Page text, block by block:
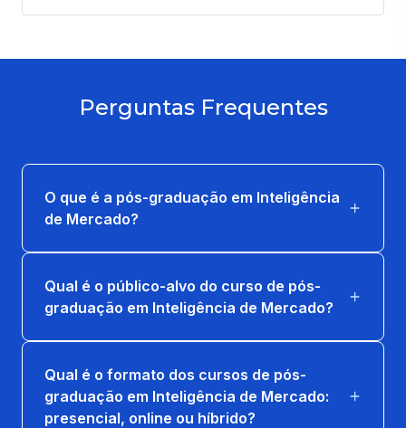
Perguntas Frequentes
O que é a pós-graduação em Inteligência
de Mercado?
Qual é o público-alvo do curso de pós-
graduação em Inteligência de Mercado?
Qual é o formato dos cursos de pós-
graduação em Inteligência de Mercado:
presencial, online ou híbrido?